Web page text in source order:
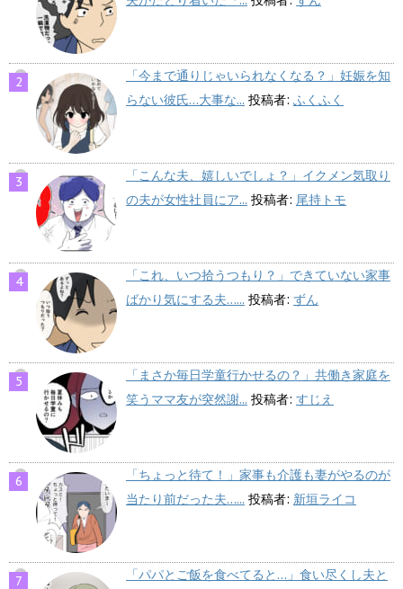
「今まで通りじゃいられなくなる？」妊娠を知
らない彼氏…大事な... 投稿者: ふくふく
「こんな夫、嬉しいでしょ？」イクメン気取り
の夫が女性社員にア... 投稿者: 尾持トモ
「これ、いつ拾うつもり？」できていない家事
ばかり気にする夫…... 投稿者: ずん
「まさか毎日学童行かせるの？」共働き家庭を
笑うママ友が突然謝... 投稿者: すじえ
「ちょっと待て！」家事も介護も妻がやるのが
当たり前だった夫…... 投稿者: 新垣ライコ
「パパとご飯を食べてると…」食い尽くし夫と